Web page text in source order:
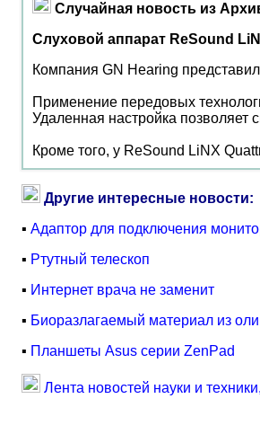
Случайная новость из
Слуховой аппарат ReSound
Компания GN Hearing
Применение передовых
Удаленная настройка позволяет
Кроме того, у ReSound LiNX
Другие интересные новости:
▪ Адаптор для подключения
▪ Ртутный телескоп
▪ Интернет врача не заменит
▪ Биоразлагаемый материал из
▪ Планшеты Asus серии ZenPad
Лента новостей науки и